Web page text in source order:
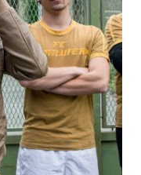
03.10.2014